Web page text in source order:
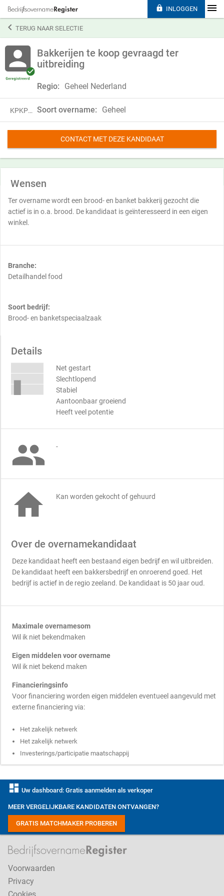
TERUG NAAR SELECTIE
Bakkerijen te koop gevraagd ter
uitbreiding
Regio: Geheel Nederland
KPKP18LWD27V Soort overname: Geheel
CONTACT MET DEZE KANDIDAAT
Wensen
Ter overname wordt een brood- en banket bakkerij gezocht die
actief is in o.a. brood. De kandidaat is geïnteresseerd in een eigen
winkel.
Branche:
Detailhandel food
Soort bedrijf:
Brood- en banketspeciaalzaak
Details
Net gestart
Slechtlopend
Stabiel
Aantoonbaar groeiend
Heeft veel potentie
 -
 Kan worden gekocht of gehuurd
Over de overnamekandidaat
Deze kandidaat heeft een bestaand eigen bedrijf en wil uitbreiden.
De kandidaat heeft een bakkersbedrijf en onroerend goed. Het
bedrijf is actief in de regio zeeland. De kandidaat is 50 jaar oud.
Maximale overnamesom
Wil ik niet bekendmaken
Eigen middelen voor overname
Wil ik niet bekend maken
Financieringsinfo
Voor financiering worden eigen middelen eventueel aangevuld met
externe financiering via:
Het zakelijk netwerk
Het zakelijk netwerk
Investerings/participatie maatschappij
 INLOGGEN
dashboard Uw dashboard: Gratis aanmelden als verkoper
MEER VERGELIJKBARE KANDIDATEN ONTVANGEN?
GRATIS MATCHMAKER PROBEREN
Voorwaarden
Privacy